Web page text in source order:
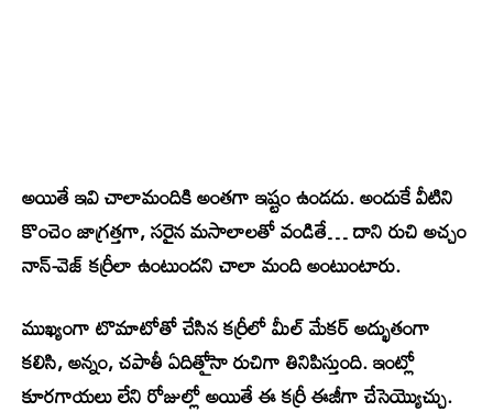
అయితే ఇవి చాలామందికి అంతగా ఇష్టం ఉండదు. అందుకే వీటిని
కొంచెం జాగ్రత్తగా, సరైన మసాలాలతో వండితే… దాని రుచి అచ్చం
నాన్‌-వెజ్ కర్రీలా ఉంటుందని చాలా మంది అంటుంటారు.
ముఖ్యంగా టొమాటోతో చేసిన కర్రీలో మీల్ మేకర్ అద్భుతంగా
కలిసి, అన్నం, చపాతీ ఏదితోైనా రుచిగా తినిపిస్తుంది. ఇంట్లో
కూరగాయలు లేని రోజుల్లో అయితే ఈ కర్రీ ఈజీగా చేసెయ్యొచ్చు.